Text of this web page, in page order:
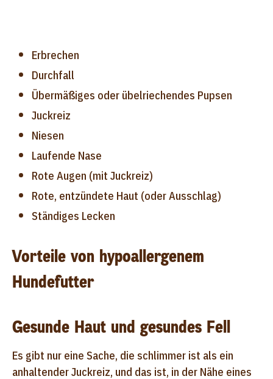
Erbrechen
Durchfall
Übermäßiges oder übelriechendes Pupsen
Juckreiz
Niesen
Laufende Nase
Rote Augen (mit Juckreiz)
Rote, entzündete Haut (oder Ausschlag)
Ständiges Lecken
Vorteile von hypoallergenem
Hundefutter
Gesunde Haut und gesundes Fell
Es gibt nur eine Sache, die schlimmer ist als ein
anhaltender Juckreiz, und das ist, in der Nähe eines